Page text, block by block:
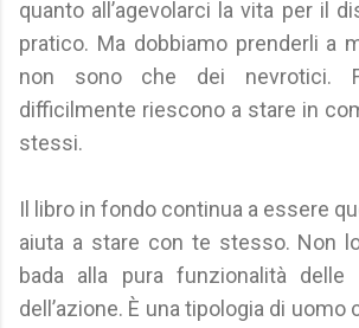
quanto all’agevolarci la vita per il
pratico. Ma dobbiamo prenderli a
non sono che dei nevrotici.
difficilmente riescono a stare in
stessi.
Il libro in fondo continua a essere
aiuta a stare con te stesso. Non
bada alla pura funzionalità delle
dell’azione. È una tipologia di